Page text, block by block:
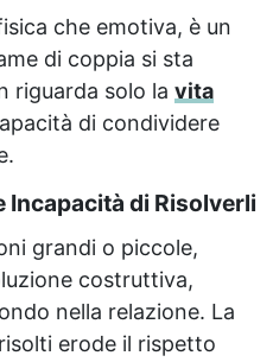
che emotiva, è un
di coppia si sta
riguarda solo la vita
di condividere
di Risolverli
grandi o piccole,
costruttiva,
nella relazione. La
erode il rispetto